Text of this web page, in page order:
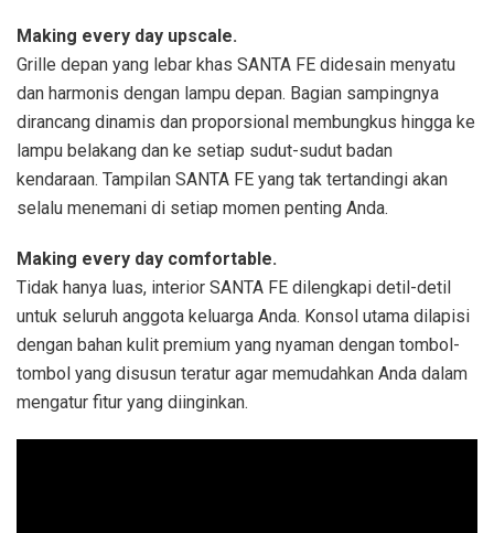
Making every day upscale.
Grille depan yang lebar khas SANTA FE didesain menyatu
dan harmonis dengan lampu depan. Bagian sampingnya
dirancang dinamis dan proporsional membungkus hingga ke
lampu belakang dan ke setiap sudut-sudut badan
kendaraan. Tampilan SANTA FE yang tak tertandingi akan
selalu menemani di setiap momen penting Anda.
Making every day comfortable.
Tidak hanya luas, interior SANTA FE dilengkapi detil-detil
untuk seluruh anggota keluarga Anda. Konsol utama dilapisi
dengan bahan kulit premium yang nyaman dengan tombol-
tombol yang disusun teratur agar memudahkan Anda dalam
mengatur fitur yang diinginkan.